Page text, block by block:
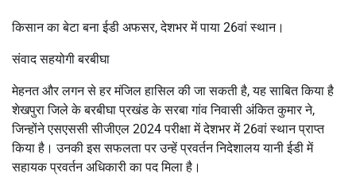
किसान का बेटा बना ईडी अफसर, देशभर में पाया 26वां स्थान।
संवाद सहयोगी बरबीघा
मेहनत और लगन से हर मंजिल हासिल की जा सकती है, यह साबित किया है
शेखपुरा जिले के बरबीघा प्रखंड के सरबा गांव निवासी अंकित कुमार ने,
जिन्होंने एसएससी सीजीएल 2024 परीक्षा में देशभर में 26वां स्थान प्राप्त
किया है। उनकी इस सफलता पर उन्हें प्रवर्तन निदेशालय यानी ईडी में
सहायक प्रवर्तन अधिकारी का पद मिला है।